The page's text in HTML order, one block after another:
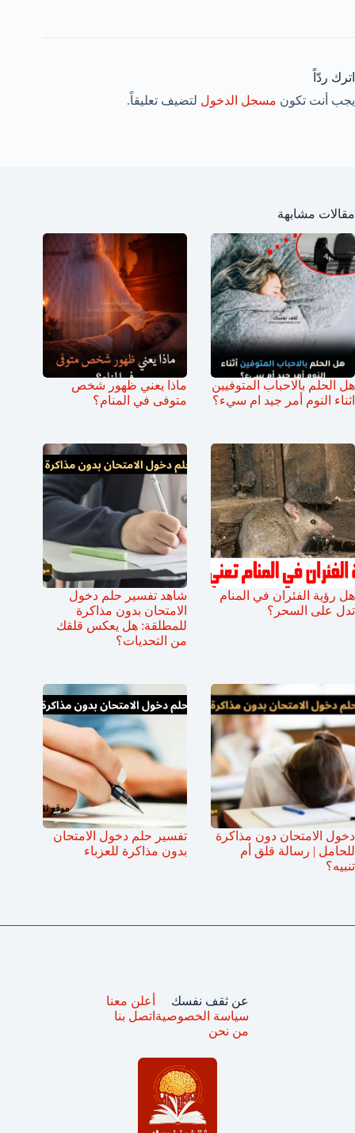
اترك ردّاً
يجب أنت تكون مسجل الدخول لتضيف تعليقاً.
مقالات مشابهة
هل الحلم بالاحباب المتوفيين
اثناء النوم أمر جيد ام سيء؟
ماذا يعني ظهور شخص
متوفى في المنام؟
هل رؤية الفئران في المنام
تدل على السحر؟
شاهد تفسير حلم دخول
الامتحان بدون مذاكرة
للمطلقة: هل يعكس قلقك
من التحديات؟
دخول الامتحان دون مذاكرة
للحامل | رسالة قلق أم
تنبيه؟
تفسير حلم دخول الامتحان
بدون مذاكرة للعزباء
عن ثقف نفسك
سياسة الخصوصية
من نحن
أعلن معنا
اتصل بنا